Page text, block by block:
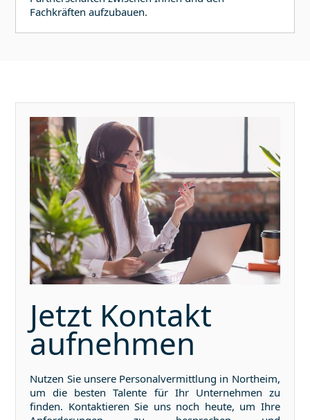
Fachkräften aufzubauen.
Jetzt Kontakt
aufnehmen
Nutzen Sie unsere Personalvermittlung in Northeim,
um die besten Talente für Ihr Unternehmen zu
finden. Kontaktieren Sie uns noch heute, um Ihre